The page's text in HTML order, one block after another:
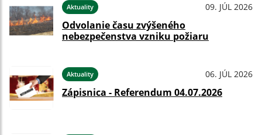
Aktuality 09. JÚL 2026
Odvolanie času zvýšeného
nebezpečenstva vzniku požiaru
Aktuality 06. JÚL 2026
Zápisnica - Referendum 04.07.2026